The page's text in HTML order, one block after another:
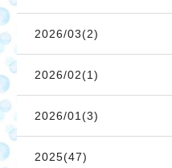
2026/03(2)
2026/02(1)
2026/01(3)
2025(47)